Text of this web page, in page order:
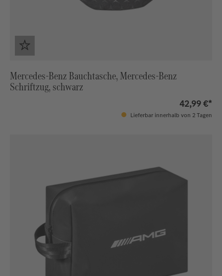
Mercedes-Benz Bauchtasche, Mercedes-Benz
Schriftzug, schwarz
42,99 €*
Lieferbar innerhalb von 2 Tagen